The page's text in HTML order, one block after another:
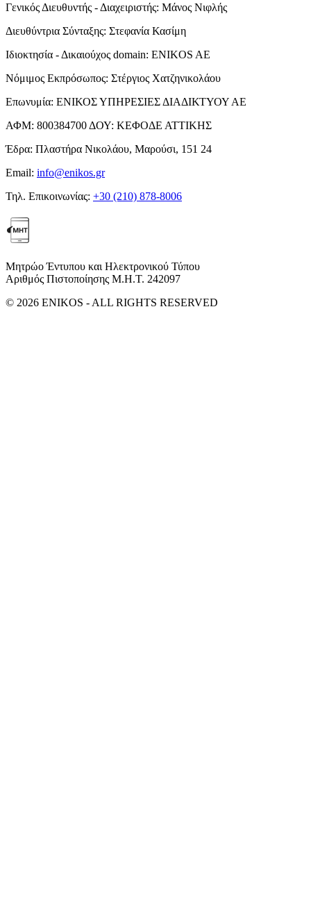
Γενικός Διευθυντής - Διαχειριστής: Μάνος Νιφλής
Διευθύντρια Σύνταξης: Στεφανία Κασίμη
Ιδιοκτησία - Δικαιούχος domain: ENIKOS AE
Νόμιμος Εκπρόσωπος: Στέργιος Χατζηνικολάου
Επωνυμία: ΕΝΙΚΟΣ ΥΠΗΡΕΣΙΕΣ ΔΙΑΔΙΚΤΥΟΥ ΑΕ
ΑΦΜ: 800384700 ΔΟΥ: ΚΕΦΟΔΕ ΑΤΤΙΚΗΣ
Έδρα: Πλαστήρα Νικολάου, Μαρούσι, 151 24
Email: info@enikos.gr
Τηλ. Επικοινωνίας: +30 (210) 878-8006
Μητρώο Έντυπου και Ηλεκτρονικού Τύπου
Αριθμός Πιστοποίησης Μ.Η.Τ. 242097
© 2026 ENIKOS - ALL RIGHTS RESERVED